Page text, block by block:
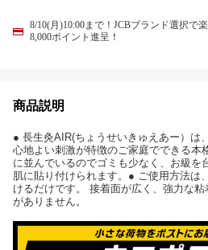
8/10(月)10:00まで！JCBブランド選択で
8,000ポイント進呈！
商品説明
● 長生灸AIR(ちょうせいきゅえあー）は
心地よい刺激が特徴のご家庭でできる本
に並んでいるのでゴミも少なく、お級を
肌に貼り付けられます。● ご使用方法は
けるだけです。 接着面が広く、強力な
がありません。